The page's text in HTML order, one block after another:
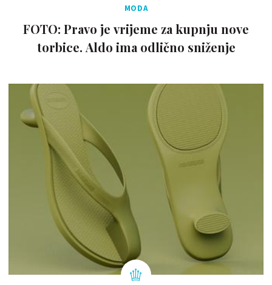
MODA
FOTO: Pravo je vrijeme za kupnju nove
torbice. Aldo ima odlično sniženje